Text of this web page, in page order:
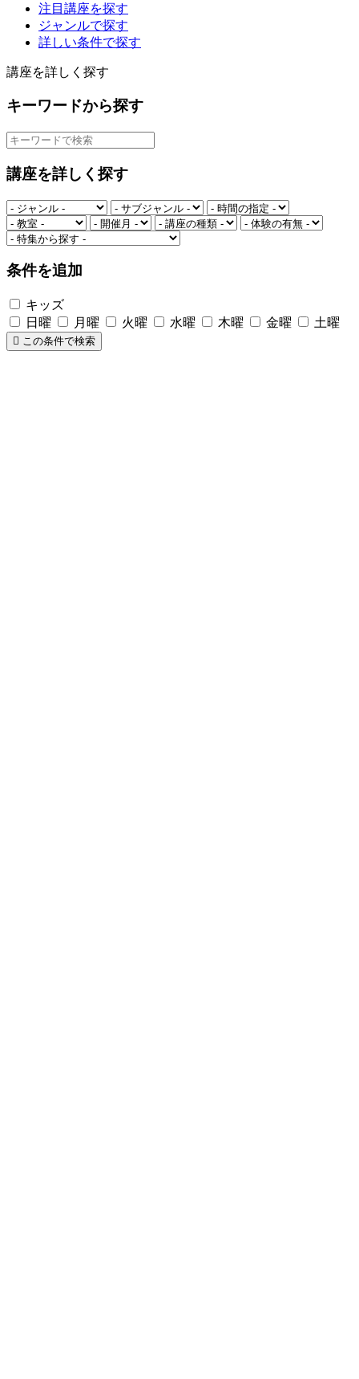
注目講座を探す
ジャンルで探す
詳しい条件で探す
講座を詳しく探す
キーワードから探す
講座を詳しく探す
条件を追加
キッズ
日曜
月曜 火曜 水曜 木曜 金曜 土曜
この条件で検索